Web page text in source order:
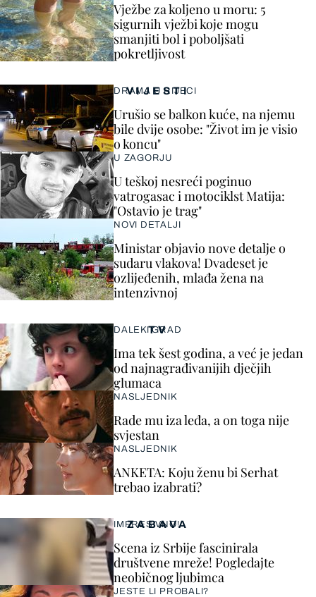
VIJESTI
DRAMA U RIJECI
Urušio se balkon kuće, na njemu
bile dvije osobe: "Život im je visio
o koncu"
U ZAGORJU
U teškoj nesreći poginuo
vatrogasac i motociklst Matija:
"Ostavio je trag"
NOVI DETALJI
Ministar objavio nove detalje o
sudaru vlakova! Dvadeset je
ozlijeđenih, mlađa žena na
intenzivnoj
Vježbe za koljeno u moru: 5
sigurnih vježbi koje mogu
smanjiti bol i poboljšati
pokretljivost
ZABAVA
IMPRESIVNO!
Scena iz Srbije fascinirala
društvene mreže! Pogledajte
neobičnog ljubimca
JESTE LI PROBALI?
TV
DALEKI GRAD
Ima tek šest godina, a već je jedan
od najnagrađivanijih dječjih
glumaca
NASLJEDNIK
Rade mu iza leđa, a on toga nije
svjestan
NASLJEDNIK
ANKETA: Koju ženu bi Serhat
trebao izabrati?